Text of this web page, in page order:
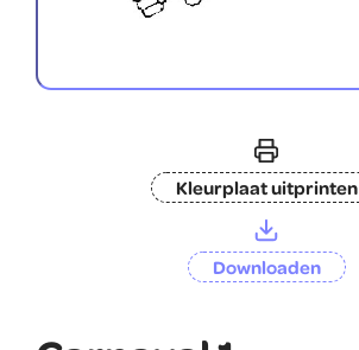
Kleurplaat uitprinten
Downloaden